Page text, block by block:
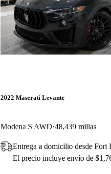
2022 Maserati Levante
Modena S AWD 48,439 millas
Entrega a domicilio desde Fort
El precio incluye envío de